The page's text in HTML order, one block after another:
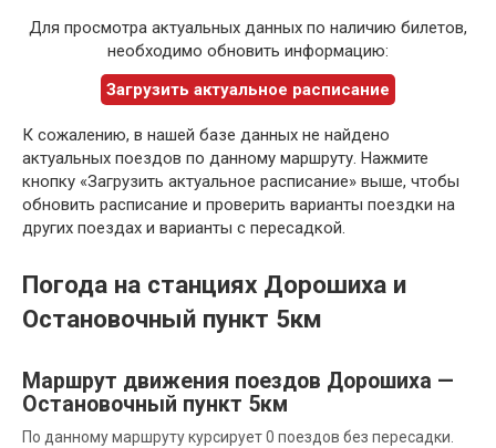
Для просмотра актуальных данных по наличию билетов,
необходимо обновить информацию:
Загрузить актуальное расписание
К сожалению, в нашей базе данных не найдено
актуальных поездов по данному маршруту. Нажмите
кнопку «Загрузить актуальное расписание» выше, чтобы
обновить расписание и проверить варианты поездки на
других поездах и варианты с пересадкой.
Погода на станциях Дорошиха и
Остановочный пункт 5км
Маршрут движения поездов Дорошиха —
Остановочный пункт 5км
По данному маршруту курсирует 0 поездов без пересадки.